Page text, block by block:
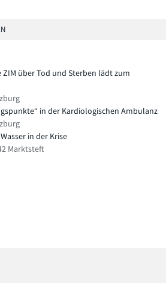
über Tod und Sterben lädt zum
in der Kardiologischen Ambulanz
in der Krise
Marktsteft